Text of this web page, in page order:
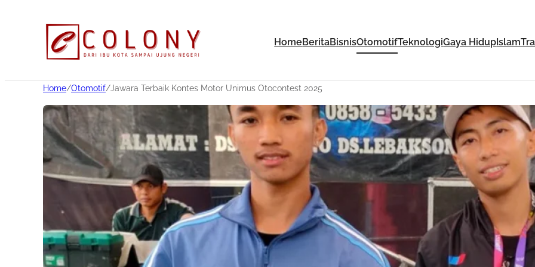
HomeBeritaBisnisOtomotifTeknologiGaya Hidup Islam
Home/Otomotif/Jawara Terbaik Kontes Motor Unimus Otocontest 2025